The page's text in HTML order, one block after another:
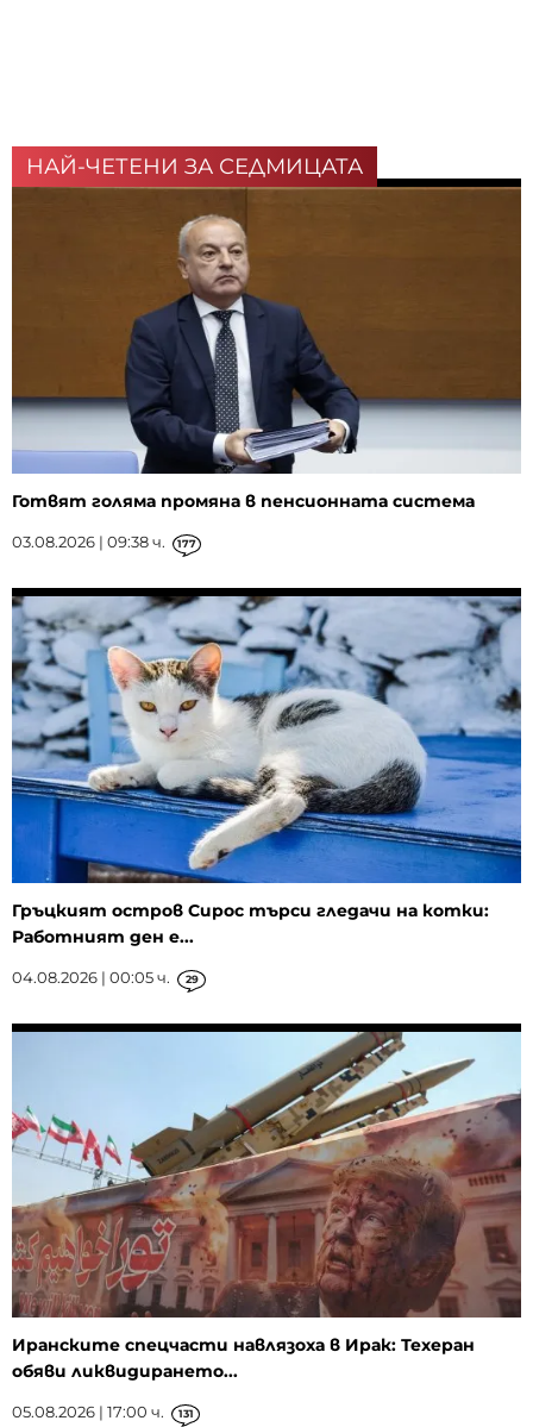
НАЙ-ЧЕТЕНИ ЗА СЕДМИЦАТА
Готвят голяма промяна в пенсионната система
03.08.2026 | 09:38 ч. 177
Гръцкият остров Сирос търси гледачи на котки:
Работният ден е...
04.08.2026 | 00:05 ч. 29
Иранските спецчасти навлязоха в Ирак: Техеран
обяви ликвидирането...
05.08.2026 | 17:00 ч. 131